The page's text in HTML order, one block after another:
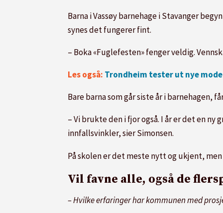
Barna i Vassøy barnehage i Stavanger
synes det fungerer fint.
– Boka «Fuglefesten» fenger veldig.
Les også: Trondheim tester ut nye
Bare barna som går siste år i barnehagen,
– Vi brukte den i fjor også. I år er det en
innfallsvinkler, sier Simonsen.
På skolen er det meste nytt og ukjent,
Vil favne alle, også de
– Hvilke erfaringer har kommunen med